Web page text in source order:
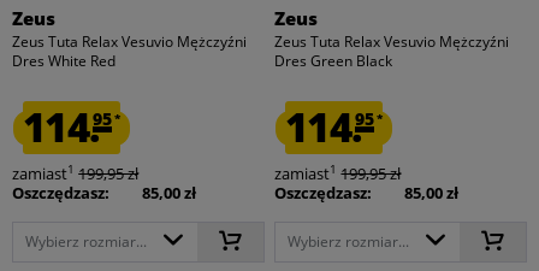
Zeus
Zeus Tuta Relax Vesuvio Mężczyźni
Dres White Red
114.95*
zamiast1 199,95 zł
Oszczędzasz:
85,00 zł
Wybierz rozmiar...
Zeus
Zeus Tuta Relax Vesuvio Mężczyźni
Dres Green Black
114.95*
zamiast1 199,95 zł
Oszczędzasz:
85,00 zł
Wybierz rozmiar...